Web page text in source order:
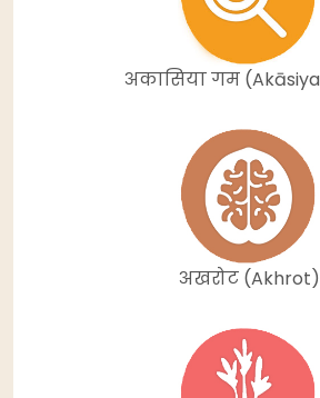
अकासिया गम
अखरोट (Akhrot)